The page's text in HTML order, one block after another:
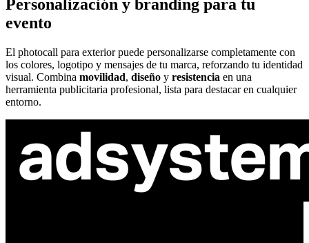
Personalización y branding para tu
evento
El photocall para exterior puede personalizarse completamente con
los colores, logotipo y mensajes de tu marca, reforzando tu identidad
visual. Combina movilidad, diseño y resistencia en una
herramienta publicitaria profesional, lista para destacar en cualquier
entorno.